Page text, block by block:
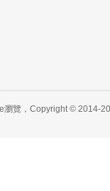
覽，Copyright © 2014-